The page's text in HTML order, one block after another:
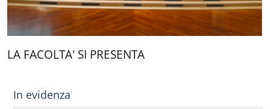
LA FACOLTA' SI PRESENTA
In evidenza